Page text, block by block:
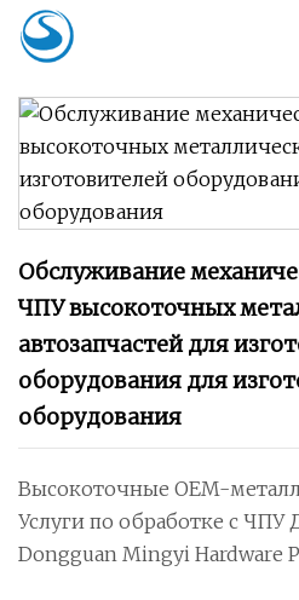
Обслуживание
ЧПУ высокоточных
автозапчастей для
оборудования для
оборудования
Высокоточные OEM-
Услуги по обработке с ЧПУ
Dongguan Mingyi Hardware